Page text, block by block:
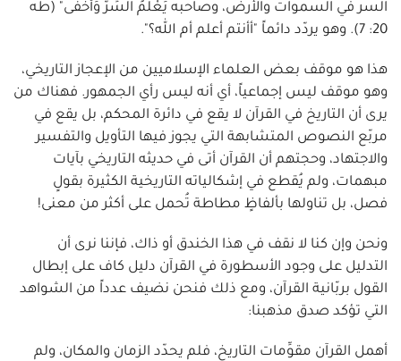
السر في السموات والأرض، وصاحبه يَعْلَمُ السِّرَّ وَأَخْفَى" (طه
20: 7). وهو يردّد دائماً "أأنتم أعلم أم الله؟".
هذا هو موقف بعض العلماء الإسلاميين من الإعجاز التاريخي،
وهو موقف ليس إجماعياً، أي أنه ليس رأي الجمهور. فهناك من
يرى أن التاريخ في القرآن لا يقع في دائرة المحكم، بل يقع في
مربّع النصوص المتشابهة التي يجوز فيها التأويل والتفسير
والاجتهاد، وحجتهم أن القرآن أتى في حديثه التاريخي بآيات
مبهمات، ولم يُقطع في إشكالياته التاريخية الكثيرة بقولٍ
فصل، بل تناولها بألفاظٍ مطاطة تُحمل على أكثر من معنى!
ونحن وإن كنا لا نقف في هذا الخندق أو ذاك، فإننا نرى أن
التدليل على وجود الأسطورة في القرآن دليل كاف على إبطال
القول بربّانية القرآن، ومع ذلك فنحن نضيف عدداً من الشواهد
التي تؤكد صدق مذهبنا:
أهمل القرآن مقوِّمات التاريخ، فلم يحدّد الزمان والمكان، ولم